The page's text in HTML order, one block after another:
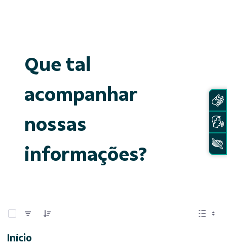
Que tal
acompanhar
nossas
informações?
Início